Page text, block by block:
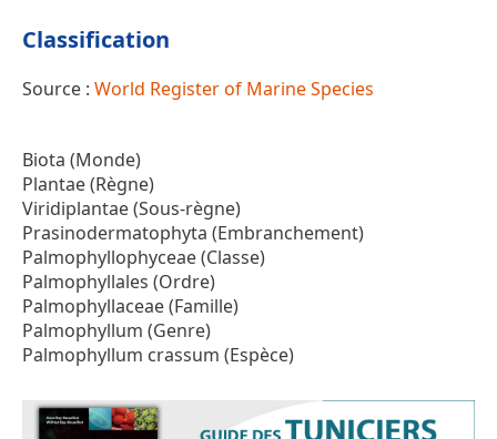
Classification
Source : World Register of Marine Species
Biota (Monde)
Plantae (Règne)
Viridiplantae (Sous-règne)
Prasinodermatophyta (Embranchement)
Palmophyllophyceae (Classe)
Palmophyllales (Ordre)
Palmophyllaceae (Famille)
Palmophyllum (Genre)
Palmophyllum crassum (Espèce)